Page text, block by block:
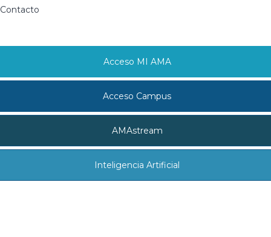
Contacto
Acceso MI AMA
Acceso Campus
AMAstream
Inteligencia Artificial